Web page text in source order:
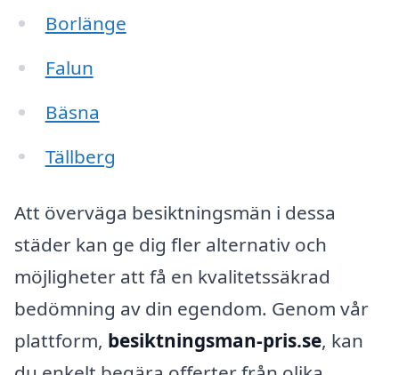
Borlänge
Falun
Bäsna
Tällberg
Att överväga besiktningsmän i dessa
städer kan ge dig fler alternativ och
möjligheter att få en kvalitetssäkrad
bedömning av din egendom. Genom vår
plattform, besiktningsman-pris.se, kan